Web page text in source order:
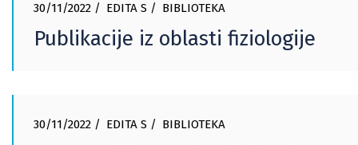
30/11/2022 EDITA S BIBLIOTEKA
Publikacije iz oblasti fiziologije
30/11/2022 EDITA S BIBLIOTEKA